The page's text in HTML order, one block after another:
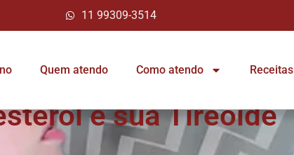
11 99309-3514
Quem atendo Como atendo Receitas
e sua Tireoide